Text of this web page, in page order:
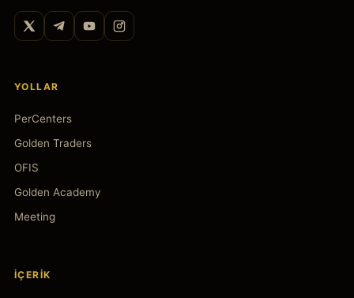
YOLLAR
PerCenters
Golden Traders
OFIS
Golden Academy
Meeting
İÇERIK